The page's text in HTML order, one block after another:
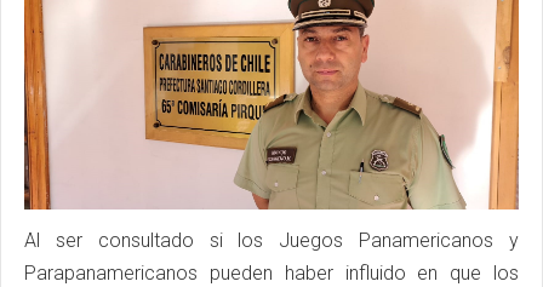
Al ser consultado si los Juegos Panamericanos y
Parapanamericanos pueden haber influido en que los